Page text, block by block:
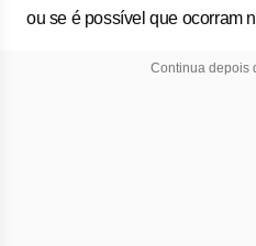
ou se é possível que ocorram
Continua depois